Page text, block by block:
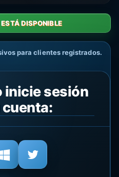
DISPONIBLE
para clientes registrados.
inicie sesión